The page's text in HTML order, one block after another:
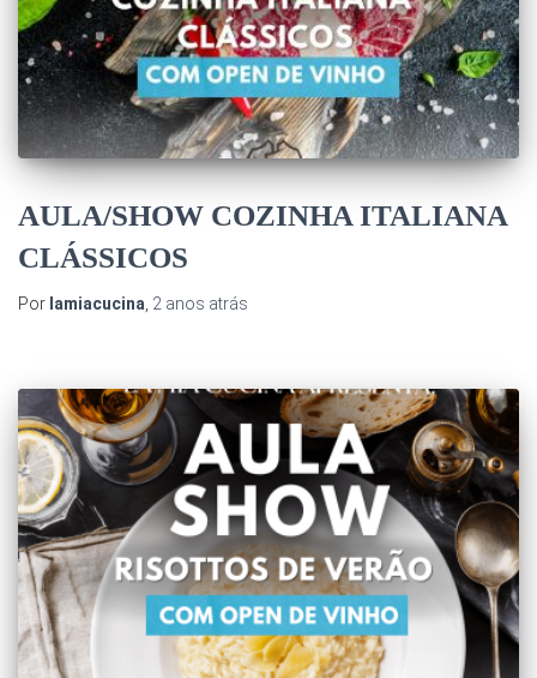
AULA/SHOW COZINHA ITALIANA
CLÁSSICOS
Por lamiacucina, 2 anos atrás